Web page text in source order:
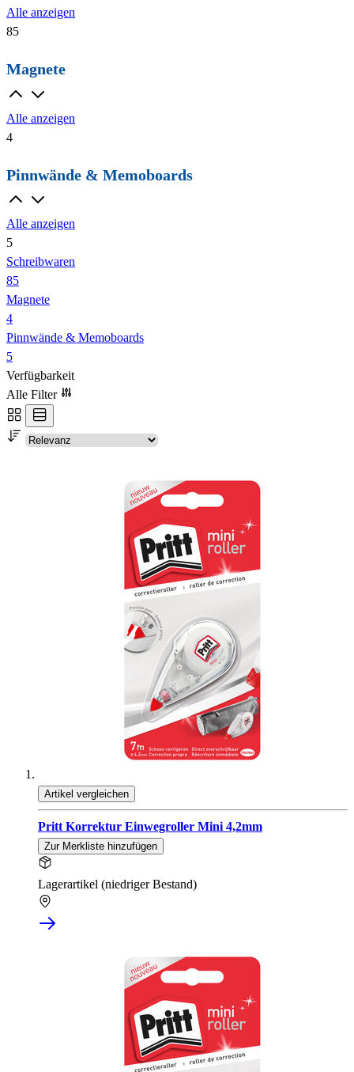
Alle anzeigen
85
Magnete
Alle anzeigen
4
Pinnwände & Memoboards
Alle anzeigen
5
Schreibwaren
85
Magnete
4
Pinnwände & Memoboards
5
Verfügbarkeit
Alle Filter
Artikel vergleichen
Pritt Korrektur Einwegroller Mini 4,2mm
Zur Merkliste hinzufügen
Lagerartikel (niedriger Bestand)